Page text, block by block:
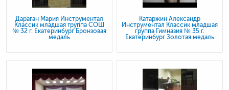
Дараган Мария Инструментал
Классик младшая группа СОШ
№ 32 г. Екатеринбург Бронзовая
медаль
Катаржин Александр
Инструментал Классик младшая
группа Гимназия № 35 г.
Екатеринбург Золотая медаль